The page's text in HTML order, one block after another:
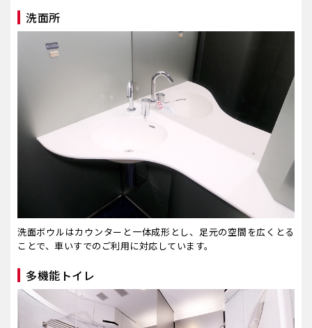
洗面所
洗面ボウルはカウンターと一体成形とし、足元の空間を広くとる
ことで、車いすでのご利用に対応しています。
多機能トイレ